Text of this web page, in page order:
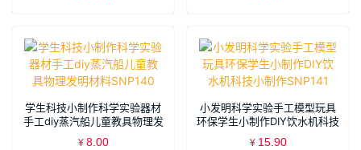
学生科技小制作科学实验器材
手工diy蒸汽船儿童教具物理发
明材料SNP140
¥ 8.00
小发明科学实验手工模型玩具
环保学生小制作DIY饮水机科技
小制作SNP141
¥ 15.90